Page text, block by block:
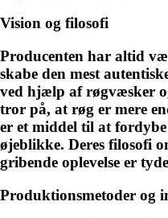
Vision og filosofi
Producenten har altid
skabe den mest
ved hjælp af røgvæsker
tror på, at røg er mere
er et middel til at
øjeblikke. Deres filosofi
gribende oplevelse er
Produktionsmetoder og